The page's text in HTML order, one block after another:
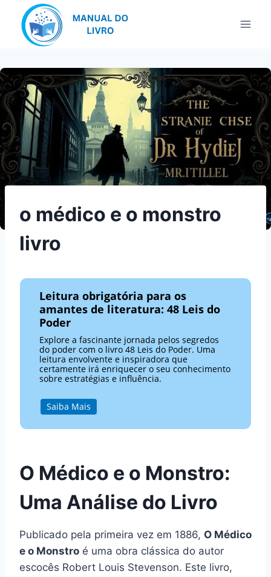
o médico e o monstro
livro
Leitura obrigatória para os
amantes de literatura: 48 Leis do
Poder
Explore a fascinante jornada pelos segredos
do poder com o livro 48 Leis do Poder. Uma
leitura envolvente e inspiradora que
certamente irá enriquecer o seu conhecimento
sobre estratégias e influência.
Saiba Mais
O Médico e o Monstro:
Uma Análise do Livro
Publicado pela primeira vez em 1886, O Médico
e o Monstro é uma obra clássica do autor
escocês Robert Louis Stevenson. Este livro,